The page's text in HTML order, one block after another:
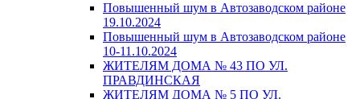
Повышенный шум в Автозаводском районе
19.10.2024
Повышенный шум в Автозаводском районе
10-11.10.2024
ЖИТЕЛЯМ ДОМА № 43 ПО УЛ.
ПРАВДИНСКАЯ
ЖИТЕЛЯМ ДОМА № 5 ПО УЛ.